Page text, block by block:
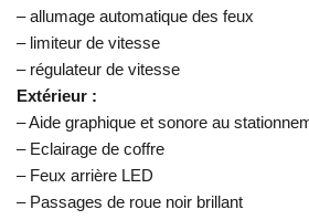
– allumage automatique des feux
– limiteur de vitesse
– régulateur de vitesse
Extérieur :
– Aide graphique et sonore au
– Eclairage de coffre
– Feux arrière LED
– Passages de roue noir brillant